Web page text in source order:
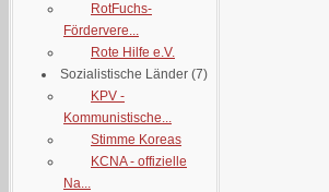
RotFuchs-
Fördervere...
Rote Hilfe e.V.
Sozialistische Länder (7)
KPV -
Kommunistische...
Stimme Koreas
KCNA - offizielle
Na...